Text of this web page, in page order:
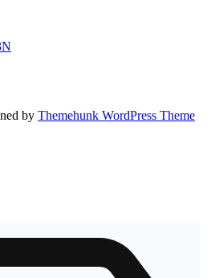
by Themehunk WordPress Theme